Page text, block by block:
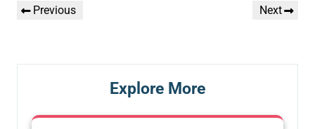
նավարկումը
Previous
Previous
Next
Next
Explore More